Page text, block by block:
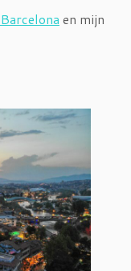
en mijn